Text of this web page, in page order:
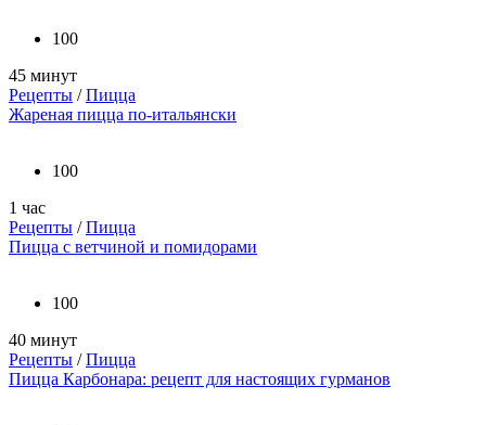
100
45 минут
Рецепты /Пицца
Жареная пицца по-итальянски
100
1 час
Рецепты /Пицца
Пицца с ветчиной и помидорами
100
40 минут
Рецепты /Пицца
Пицца Карбонара: рецепт для настоящих гурманов